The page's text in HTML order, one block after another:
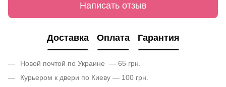
Написать отзыв
Доставка Оплата Гарантия
Новой почтой по Украине — 65 грн.
Курьером к двери по Киеву — 100 грн.